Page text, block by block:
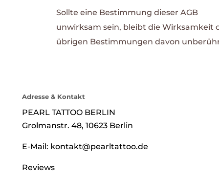
Sollte eine Bestimmung dieser AGB
unwirksam sein, bleibt die Wirksamkeit
übrigen Bestimmungen davon
Adresse & Kontakt
PEARL TATTOO BERLIN
Grolmanstr. 48, 10623 Berlin
E-Mail: kontakt@pearltattoo.de
Reviews